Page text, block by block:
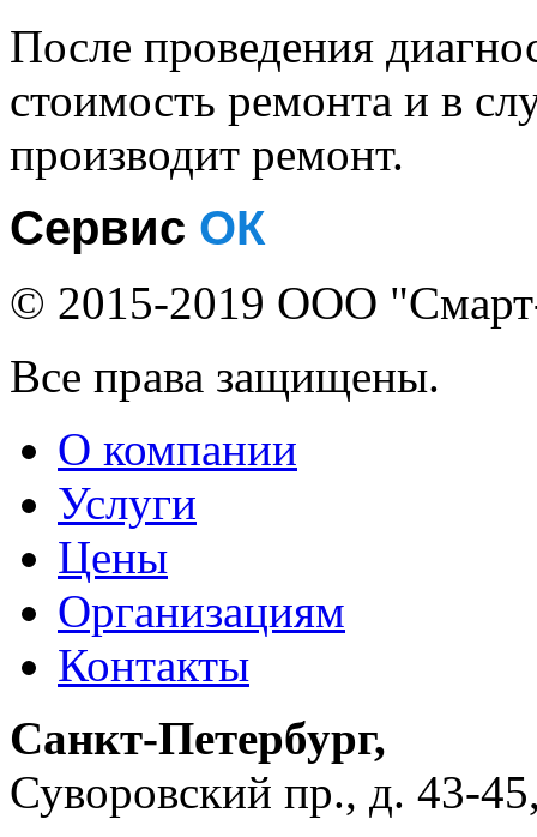
После проведения
стоимость ремонта и в
производит ремонт.
Сервис ОК
© 2015-2019 ООО
Все права защищены.
О компании
Услуги
Цены
Организациям
Контакты
Санкт-Петербург,
Суворовский пр., д. 43-